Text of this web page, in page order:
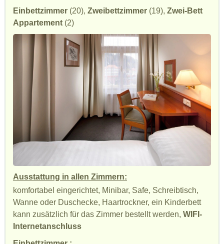
Einbettzimmer (20), Zweibettzimmer (19), Zwei-Bett
Appartement (2)
Ausstattung in allen Zimmern:
komfortabel eingerichtet, Minibar, Safe, Schreibtisch,
Wanne oder Duschecke, Haartrockner, ein Kinderbett
kann zusätzlich für das Zimmer bestellt werden, WIFI-
Internetanschluss